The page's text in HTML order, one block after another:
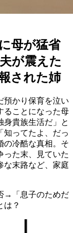
母が猛省
が震えた
された姉
預かり保育を泣い
ることになった母
身貴族生活だ」と
知ってたよ、だっ
冷酷な真相。そ
った末、見ていた
な末路など、家庭
→「息子のためだ
は？